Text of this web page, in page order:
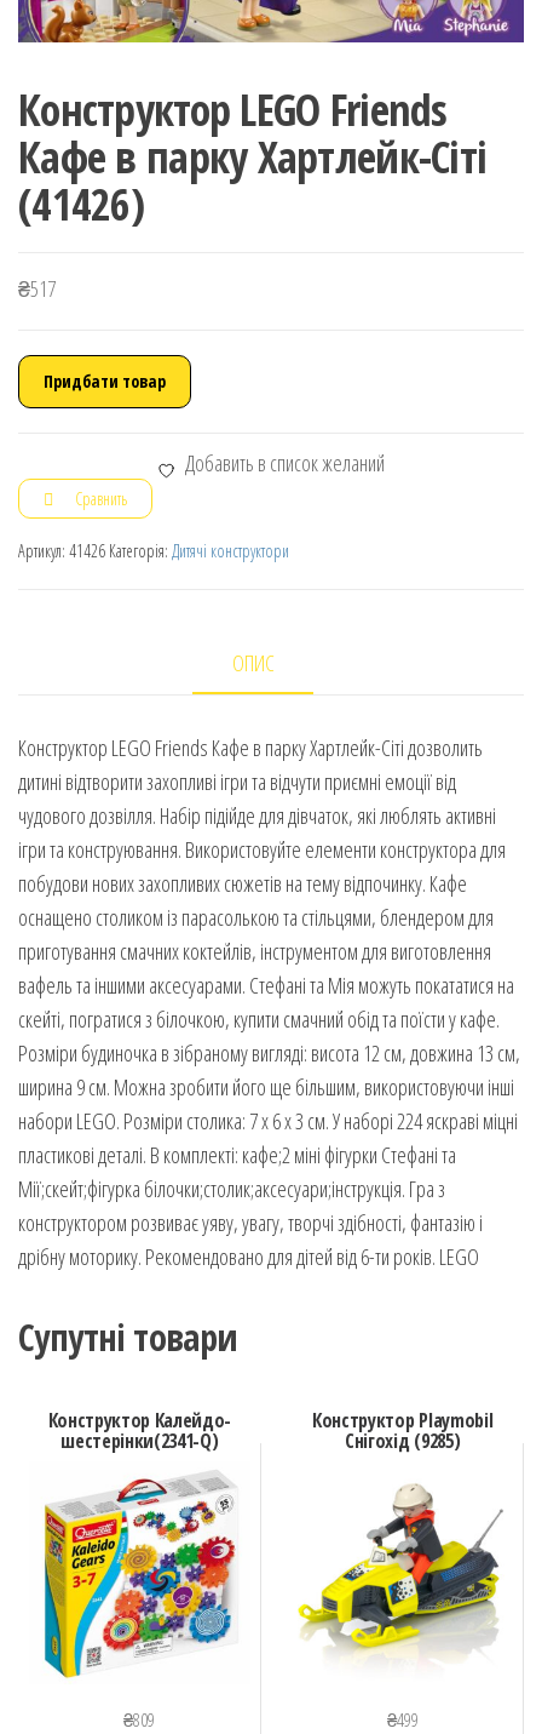
Конструктор LEGO Friends
Кафе в парку Хартлейк-Сіті
(41426)
₴517
Придбати товар
Добавить в список желаний
Сравнить
Артикул: 41426 Категорія: Дитячі конструктори
ОПИС
Конструктор LEGO Friends Кафе в парку Хартлейк-Сіті дозволить
дитині відтворити захопливі ігри та відчути приємні емоції від
чудового дозвілля. Набір підійде для дівчаток, які люблять активні
ігри та конструювання. Використовуйте елементи конструктора для
побудови нових захопливих сюжетів на тему відпочинку. Кафе
оснащено столиком із парасолькою та стільцями, блендером для
приготування смачних коктейлів, інструментом для виготовлення
вафель та іншими аксесуарами. Стефані та Мія можуть покататися на
скейті, погратися з білочкою, купити смачний обід та поїсти у кафе.
Розміри будиночка в зібраному вигляді: висота 12 см, довжина 13 см,
ширина 9 см. Можна зробити його ще більшим, використовуючи інші
набори LEGO. Розміри столика: 7 х 6 х 3 см. У наборі 224 яскраві міцні
пластикові деталі. В комплекті: кафе;2 міні фігурки Стефані та
Мії;скейт;фігурка білочки;столик;аксесуари;інструкція. Гра з
конструктором розвиває уяву, увагу, творчі здібності, фантазію і
дрібну моторику. Рекомендовано для дітей від 6-ти років. LEGO
Супутні товари
Конструктор Калейдо-
шестерінки(2341-Q)
₴809
Конструктор Playmobil
Снігохід (9285)
₴499